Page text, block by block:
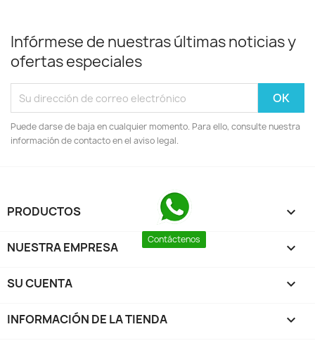
Infórmese de nuestras últimas noticias y
ofertas especiales
Puede darse de baja en cualquier momento. Para ello, consulte nuestra
información de contacto en el aviso legal.
PRODUCTOS 
NUESTRA EMPRESA 
SU CUENTA 
INFORMACIÓN DE LA TIENDA keyboard_arrow_down
Contáctenos